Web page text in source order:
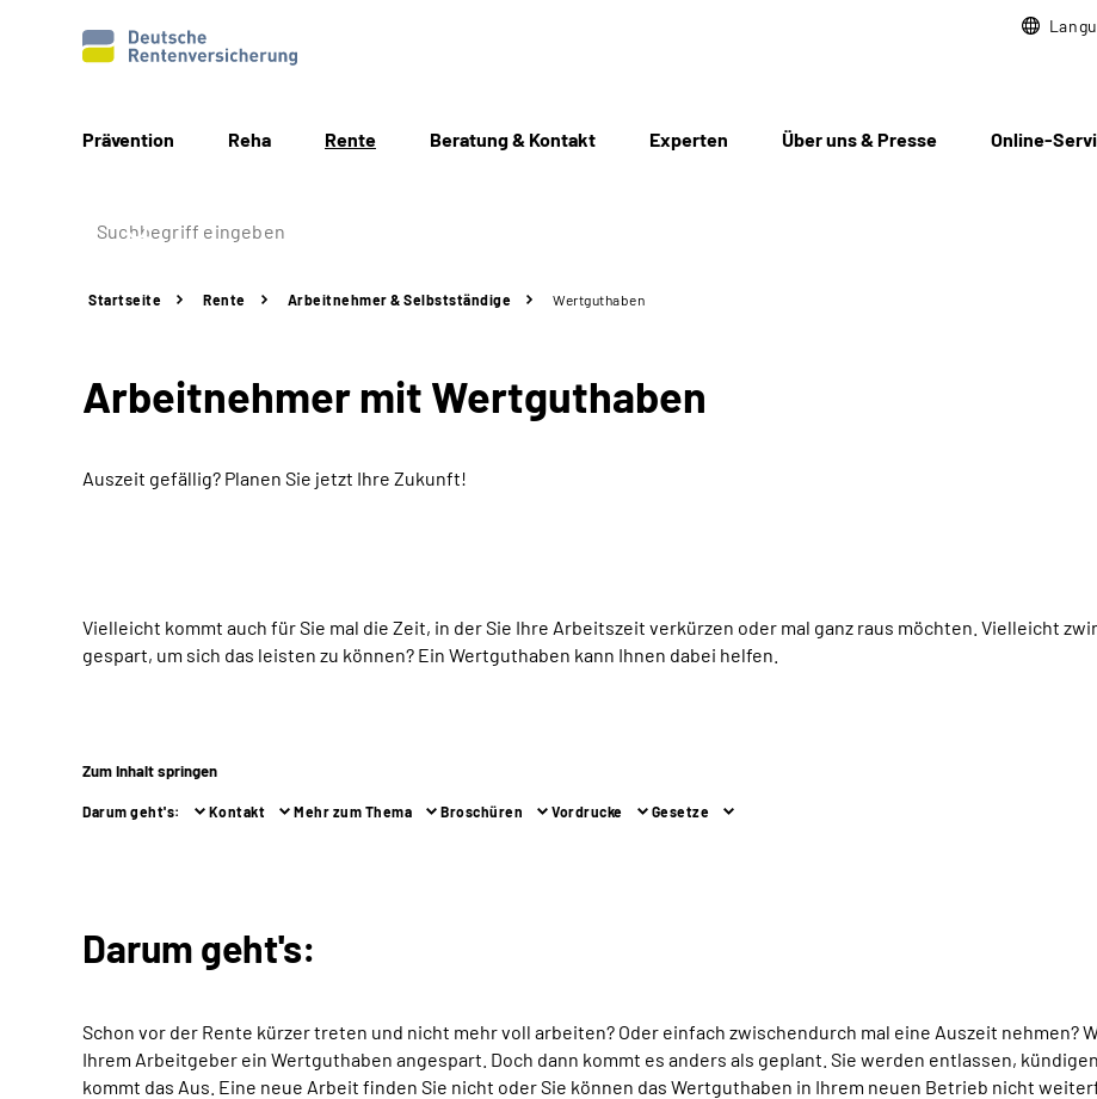
Prävention Reha Rente Beratung & Kontakt Experten Über uns & Presse Online-
Startseite Rente Arbeitnehmer & Selbstständige Wertguthaben
Arbeitnehmer mit Wertguthaben
Auszeit gefällig? Planen Sie jetzt Ihre Zukunft!
Vielleicht kommt auch für Sie mal die Zeit, in der Sie Ihre Arbeitszeit verkürzen oder mal ganz raus möchten. Vielleicht
gespart, um sich das leisten zu können? Ein Wertguthaben kann Ihnen dabei helfen.
Zum Inhalt springen
Darum geht's: Kontakt Mehr zum Thema Broschüren Vordrucke Gesetze
Darum geht's:
Schon vor der Rente kürzer treten und nicht mehr voll arbeiten? Oder einfach zwischendurch mal eine Auszeit nehmen?
Ihrem Arbeitgeber ein Wertguthaben angespart. Doch dann kommt es anders als geplant. Sie werden entlassen,
kommt das Aus. Eine neue Arbeit finden Sie nicht oder Sie können das Wertguthaben in Ihrem neuen Betrieb nicht